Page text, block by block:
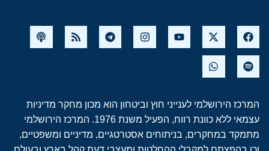
המרכז הירושלמי לענייני חוץ וביטחון הוא מכון מחקר מדיניות
עצמאי ללא כוונת רווח, הפעיל משנת 1976. המרכז הירושלמי
מתמקד במחקרים, בניתוחים אסטרטגיים, מדיניים ומשפטיים,